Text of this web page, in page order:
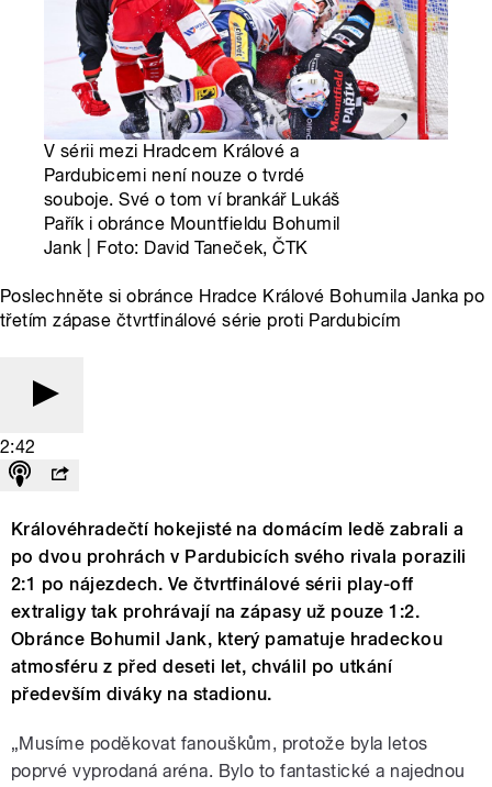
V sérii mezi Hradcem Králové a
Pardubicemi není nouze o tvrdé
souboje. Své o tom ví brankář Lukáš
Pařík i obránce Mountfieldu Bohumil
Jank | Foto: David Taneček, ČTK
Poslechněte si obránce Hradce Králové Bohumila Janka po
třetím zápase čtvrtfinálové série proti Pardubicím
2:42
Královéhradečtí hokejisté na domácím ledě zabrali a
po dvou prohrách v Pardubicích svého rivala porazili
2:1 po nájezdech. Ve čtvrtfinálové sérii play-off
extraligy tak prohrávají na zápasy už pouze 1:2.
Obránce Bohumil Jank, který pamatuje hradeckou
atmosféru z před deseti let, chválil po utkání
především diváky na stadionu.
„Musíme poděkovat fanouškům, protože byla letos
poprvé vyprodaná aréna. Bylo to fantastické a najednou